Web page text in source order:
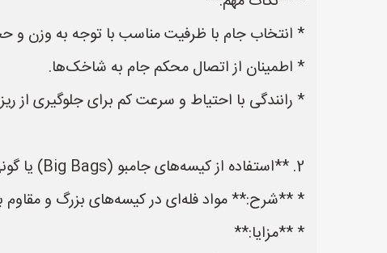
* انتخاب جام با ظرفیت مناسب با توجه به وزن و
* اطمینان از اتصال محکم جام به شاخک‌ها.
* رانندگی با احتیاط و سرعت کم برای جلوگیری از
2. **استفاده از کیسه‌های جامبو (Big Bags) یا گونی‌های بزرگ:**
* **شرح:** مواد فله‌ای در کیسه‌های بزرگ و
* **مزایا:**